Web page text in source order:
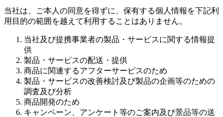
当社は、ご本人の同意を得ずに、保有する個人情報を下記利
用目的の範囲を越えて利用することはありません。
当社及び提携事業者の製品・サービスに関する情報提
供
製品・サービスの配送・提供
商品に関連するアフターサービスのため
製品・サービスの改善検討及び製品の企画等のための
調査及び分析
商品開発のため
キャンペーン、アンケート等のご案内及び景品等の送